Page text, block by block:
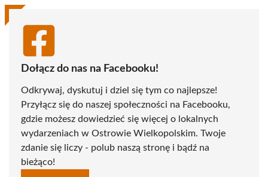
Dołącz do nas na Facebooku!
Odkrywaj, dyskutuj i dziel się tym co najlepsze!
Przyłącz się do naszej społeczności na Facebooku,
gdzie możesz dowiedzieć się więcej o lokalnych
wydarzeniach w Ostrowie Wielkopolskim. Twoje
zdanie się liczy - polub naszą stronę i bądź na
bieżąco!